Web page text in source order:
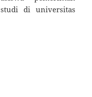
di universitas